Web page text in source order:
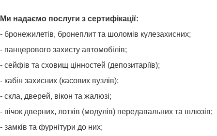
Ми надаємо послуги з сертифікації:
- бронежилетів, бронеплит та шоломів кулезахисних;
- панцерового захисту автомобілів;
- сейфів та сховищ цінностей (депозитаріїв);
- кабін захисних (касових вузлів);
- скла, дверей, вікон та жалюзі;
- вічок дверних, лотків (модулів) передавальних та шлюзів;
- замків та фурнітури до них;